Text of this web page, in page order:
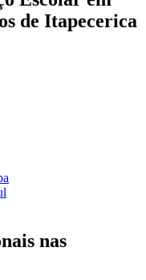
de Itapecerica
nas